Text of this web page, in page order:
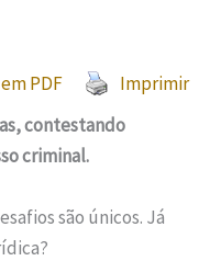
PDF
Imprimir
contestando
criminal.
são únicos. Já